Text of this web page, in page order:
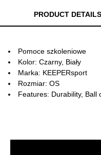
PRODUCT DETAILS
Pomoce szkoleniowe
Kolor: Czarny, Biały
Marka: KEEPERsport
Rozmiar: OS
Features: Durability, Ball